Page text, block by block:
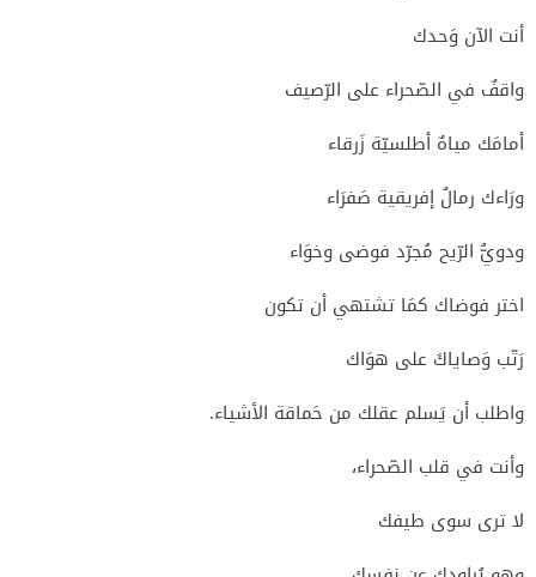
أنت الآن وَحدك
واقفٌ في الصّحراء على الرّصيف
أمامَك مياهٌ أطلسيّة زَرقاء
ورَاءك رمالٌ إفريقية صَفرَاء
ودويُّ الرّيح مُجرّد فوضى وخوَاء
اختر فوضاك كمَا تشتهي أن تكون
رَتّب وَصاياكَ على هوَاك
واطلب أن يَسلم عقلك من حَماقة الأشياء.
وأنت في قلب الصّحراء،
لا ترى سوى طيفك